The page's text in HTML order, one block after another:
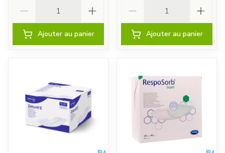
Ajouter au panier Ajouter au panier